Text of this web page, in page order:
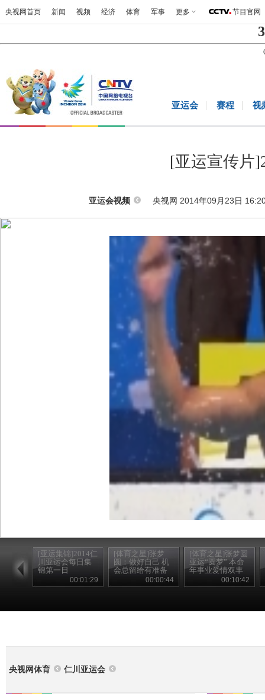
央视网首页 新闻 视频 经济 体育 军事 更多 节目官网
亚运会 赛程 视
[亚运宣传片
亚运会视频 央视网 2014年09月23日
[亚运集锦]2014仁
川亚运会每日集
锦第一日
00:01:29
[体育之星]张梦
圆：做好自己 机
会总留给有准备
00:00:44
[体育之星]张梦圆
亚运“圆梦” 本命
年事业爱情双丰
00:10:42
央视网体育 仁川亚运会